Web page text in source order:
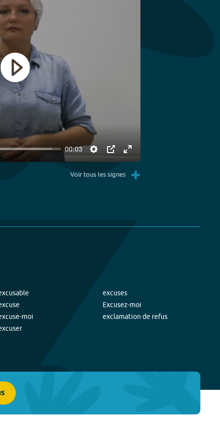
00:03
Settings
PIP Enter
fullscreen
Play
Voir tous les signes +
moi
excuses
Excusez-moi
exclamation de refus